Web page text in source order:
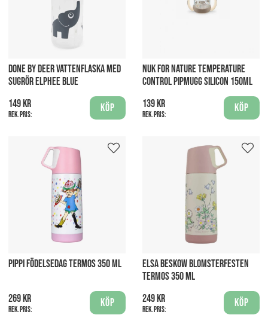
DONE BY DEER VATTENFLASKA MED
SUGRÖR ELPHEE BLUE
149 kr
Rek. pris:
Köp
NUK FOR NATURE TEMPERATURE
CONTROL PIPMUGG SILICON 150ML
139 kr
Rek. pris:
Köp
PIPPI FÖDELSEDAG TERMOS 350 ML
269 kr
Rek. pris:
Köp
ELSA BESKOW BLOMSTERFESTEN
TERMOS 350 ML
249 kr
Rek. pris:
Köp